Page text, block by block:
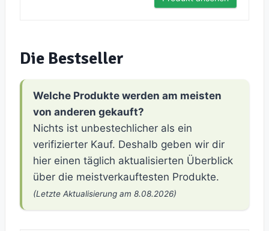
Die Bestseller
Welche Produkte werden am meisten
von anderen gekauft?
Nichts ist unbestechlicher als ein
verifizierter Kauf. Deshalb geben wir dir
hier einen täglich aktualisierten Überblick
über die meistverkauftesten Produkte.
(Letzte Aktualisierung am 8.08.2026)